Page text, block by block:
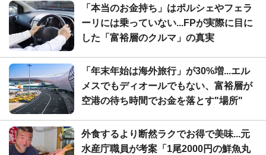
「本当のお金持ち」はポルシェやフェラ
ーリには乗っていない...FPが実際に目に
した「富裕層のクルマ」の真実
「年末年始は海外旅行」が30%増...エル
メスでもディオールでもない、富裕層が
空港の待ち時間でお金を落とす"場所"
外食するより断然ラクでお得で美味...元
水産庁職員が考案「1尾2000円の鮮魚丸